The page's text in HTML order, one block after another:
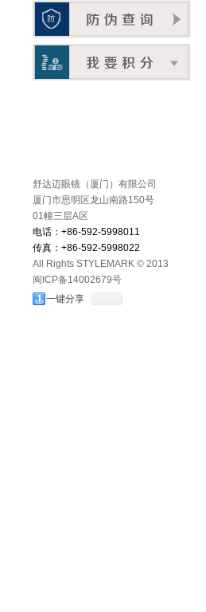
舒达迈眼镜（厦门）有限公司
厦门市思明区龙山南路150号
01幢三层A区
电话：+86-592-5998011
传真：+86-592-5998022
All Rights STYLEMARK © 2013
闽ICP备14002679号
一键分享